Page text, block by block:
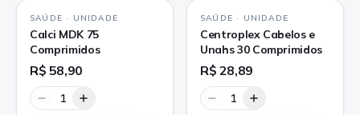
SAÚDE · UNIDADE
Calci MDK 75
Comprimidos
R$ 58,90
1
SAÚDE · UNIDADE
Centroplex Cabelos e
Unahs 30 Comprimidos
R$ 28,89
1